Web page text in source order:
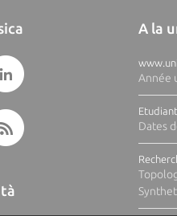
A la
Année
Dates